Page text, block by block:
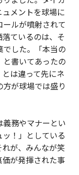
メントを球場に
ルが噴射されて
ているのは、そ
した。「本当の
書いてあったの
は違って先にネ
が球場では盛り
務やマナーとい
！」としている
が、みんなが笑
が発揮された事